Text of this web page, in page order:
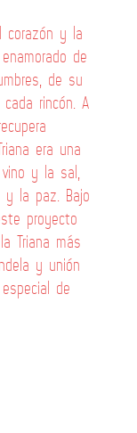
corazón y la
de
de su
rincón. A
era una
y la sal,
y la paz. Bajo
proyecto
Triana más
y unión
de